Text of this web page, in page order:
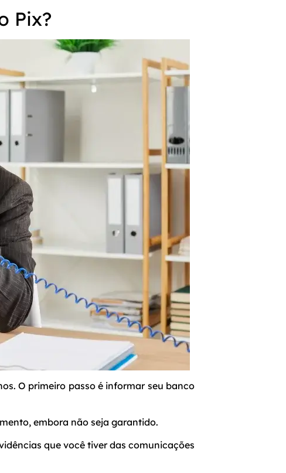
Pix?
O primeiro passo é informar seu banco
embora não seja garantido.
que você tiver das comunicações